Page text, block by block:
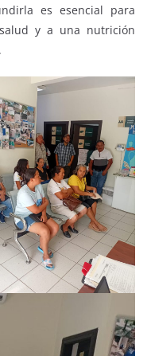
es esencial para
y a una nutrición